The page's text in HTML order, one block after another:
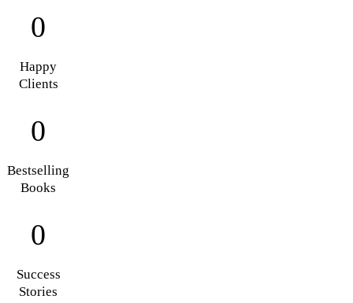
0
Happy
Clients
0
Bestselling
Books
0
Success
Stories